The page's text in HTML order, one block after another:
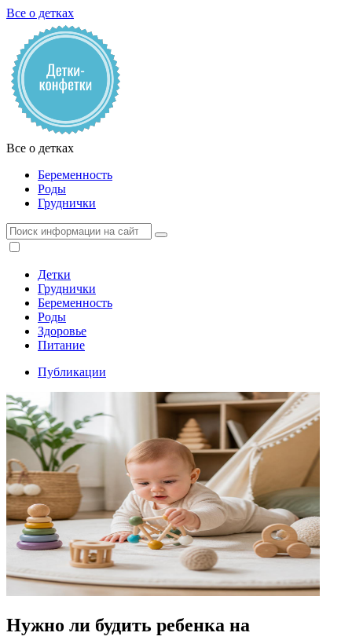
Все о детках
Все о детках
Беременность
Роды
Груднички
Детки
Груднички
Беременность
Роды
Здоровье
Питание
Публикации
Нужно ли будить ребенка на